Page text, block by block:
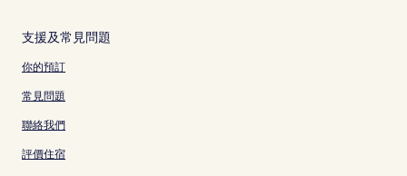
支援及常見問題
你的預訂
常見問題
聯絡我們
評價住宿